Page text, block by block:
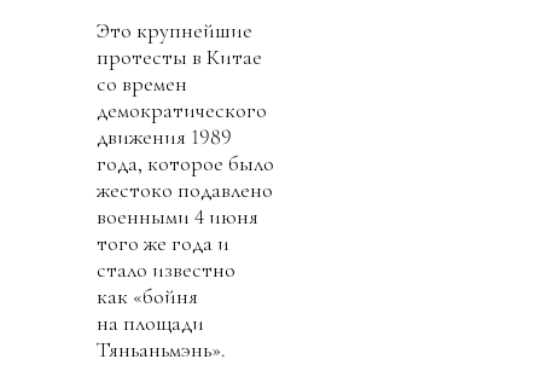
Это крупнейшие
протесты в Китае
со времен
демократического
движения 1989
года, которое было
жестоко подавлено
военными 4 июня
того же года и
стало известно
как «бойня
на площади
Тяньаньмэнь».